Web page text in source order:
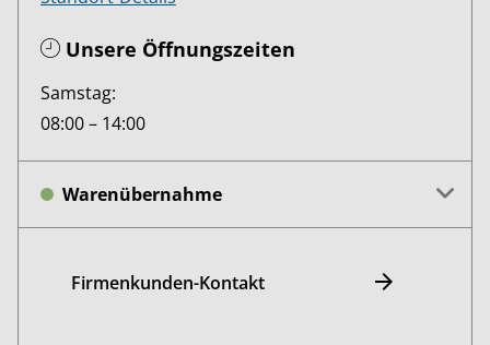
Unsere Öffnungszeiten
Samstag:
08:00 – 14:00
Warenübernahme
Firmenkunden-Kontakt